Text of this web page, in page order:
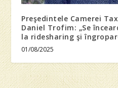
Preşedintele Camerei
Daniel Trofim: „Se
la ridesharing şi
01/08/2025